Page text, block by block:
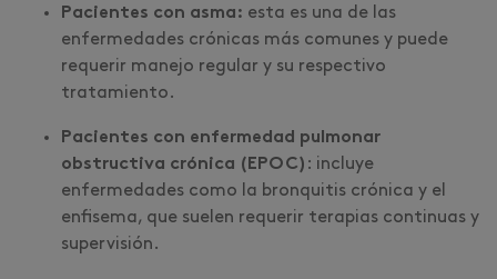
Pacientes con asma: esta es una de las
enfermedades crónicas más comunes y puede
requerir manejo regular y su respectivo
tratamiento.
Pacientes con enfermedad pulmonar
obstructiva crónica (EPOC) : incluye
enfermedades como la bronquitis crónica y el
enfisema, que suelen requerir terapias continuas y
supervisión.